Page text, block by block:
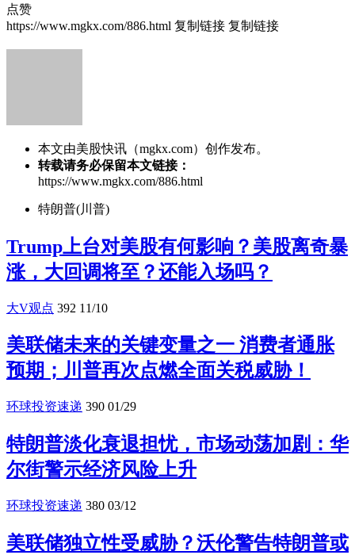
点赞
https://www.mgkx.com/886.html 复制链接 复制链接
本文由美股快讯（mgkx.com）创作发布。
转载请务必保留本文链接：
https://www.mgkx.com/886.html
特朗普(川普)
Trump上台对美股有何影响？美股离奇暴
涨，大回调将至？还能入场吗？
大V观点 392 11/10
美联储未来的关键变量之一 消费者通胀
预期；川普再次点燃全面关税威胁！
环球投资速递 390 01/29
特朗普淡化衰退担忧，市场动荡加剧：华
尔街警示经济风险上升
环球投资速递 380 03/12
美联储独立性受威胁？沃伦警告特朗普或